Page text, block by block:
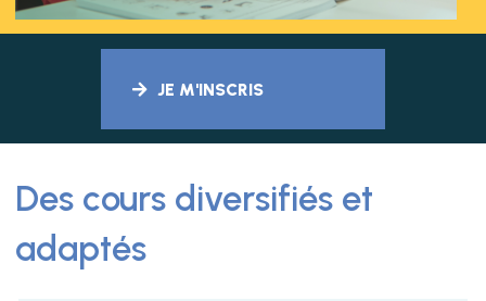
JE M'INSCRIS
Des cours diversifiés et
adaptés